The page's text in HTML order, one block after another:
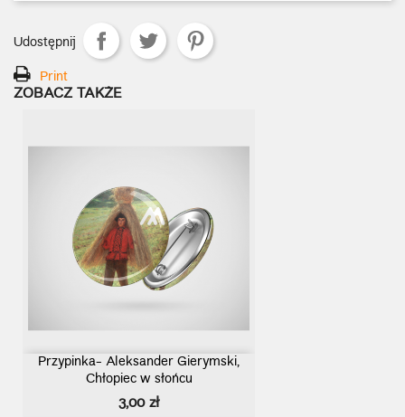
Udostępnij
Print
ZOBACZ TAKŻE
Przypinka- Aleksander Gierymski,
Chłopiec w słońcu
Cena
3,00 zł